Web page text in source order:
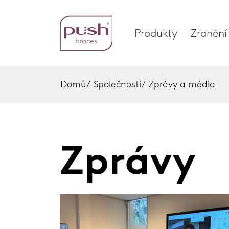
Home
Ortézy zápěstí
Bandáže pro ruku
Kotníkové ortézy
Ortézy na chodidlo
Koleno
Páteř
Produkty Zranění
Domů/ Společnosti/ Zprávy a média
Zprávy